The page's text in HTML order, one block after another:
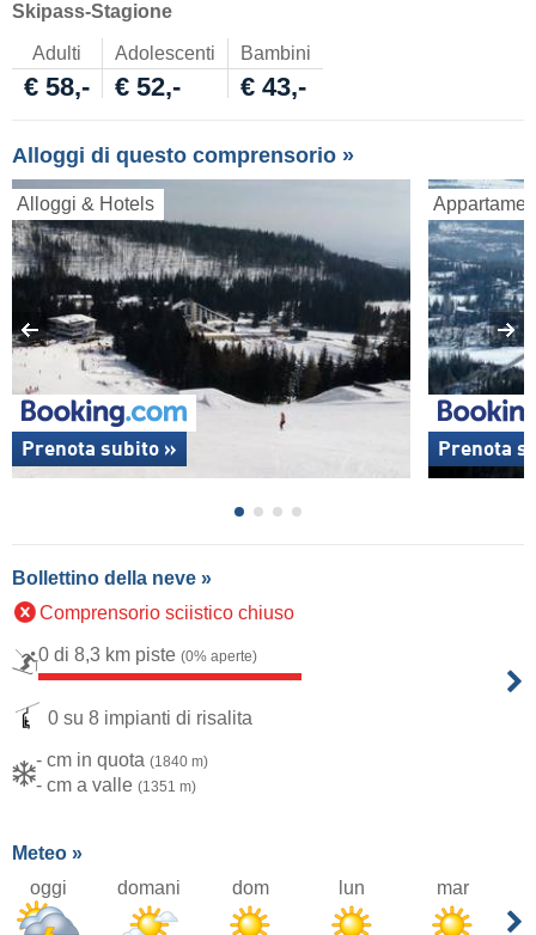
Skipass-Stagione
Adulti Adolescenti Bambini
€ 58,- € 52,- € 43,-
Alloggi di questo comprensorio »
Alloggi & Hotels
Prenota subito » Prenota
Bollettino della neve »
Comprensorio sciistico chiuso
0 di 8,3 km piste (0% aperte)
0 su 8 impianti di risalita
- cm in quota (1840 m)
- cm a valle (1351 m)
Meteo »
oggi
domani dom lun mar